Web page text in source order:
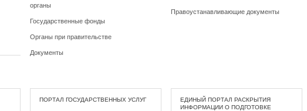
органы
Государственные фонды
Органы при правительстве
Документы
Правоустанавливающие документы
ПОРТАЛ ГОСУДАРСТВЕННЫХ УСЛУГ
ЕДИНЫЙ ПОРТАЛ РАСКРЫТИЯ
ИНФОРМАЦИИ О ПОДГОТОВКЕ